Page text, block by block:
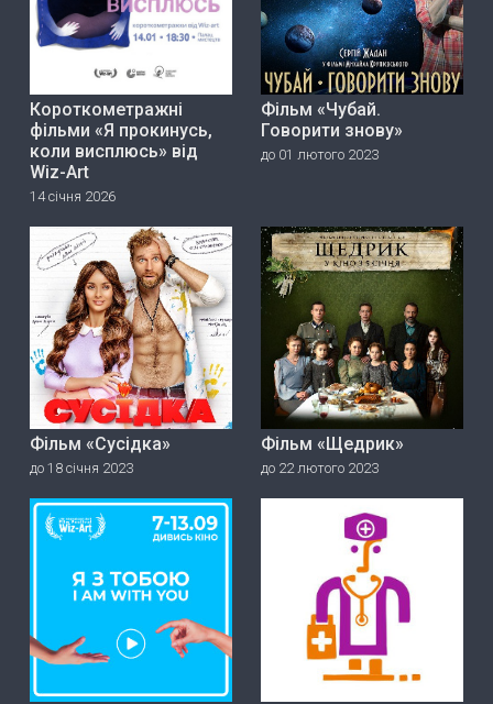
Короткометражні
фільми «Я прокинусь,
коли висплюсь» від
Wiz-Art
14 січня 2026
Фільм «Чубай.
Говорити знову»
до 01 лютого 2023
Фільм «Сусідка»
до 18 січня 2023
Фільм «Щедрик»
до 22 лютого 2023